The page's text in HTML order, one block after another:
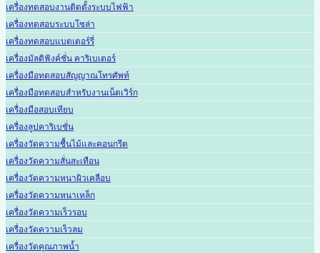
เครื่องทดสอบงานติดตั้งระบบไฟฟ้า
เครื่องทดสอบระบบโซล่า
เครื่องทดสอบแบตเตอร์รี่
เครื่องมัลติฟังค์ชั่น คาริเบเตอร์
เครื่องมือทดสอบสัญญาณโทรศัพท์
เครื่องมือทดสอบสำหรับงานเน็ตเวิร์ก
เครื่องมือสอบเทียบ
เครื่องลูปคาริเบชั่น
เครื่องวัดความชื้นไม้และคอนกรีต
เครื่องวัดความสั่นสะเทือน
เครื่องวัดความหนาผิวเคลือบ
เครื่องวัดความหนาเหล็ก
เครื่องวัดความเร็วรอบ
เครื่องวัดความเร็วลม
เครื่องวัดคุณภาพน้ำ